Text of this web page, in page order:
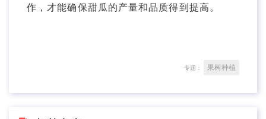
作，才能确保甜瓜的产量和品质得到提高。
专题： 果树种植